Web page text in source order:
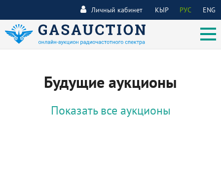
КЫР РУС ENG
Личный кабинет
Будущие аукционы
Показать все аукционы